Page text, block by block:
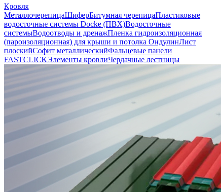
Кровля
МеталлочерепицаШиферБитумная черепицаПластиковые
водосточные системы Docke (ПВХ)Водосточные
системыВодоотводы и дренажПленка гидроизоляционная
(пароизоляционная) для крыши и потолка ОндулинЛист
плоскийСофит металлическийФальцевые панели
FASTCLICKЭлементы кровлиЧердачные лестницы